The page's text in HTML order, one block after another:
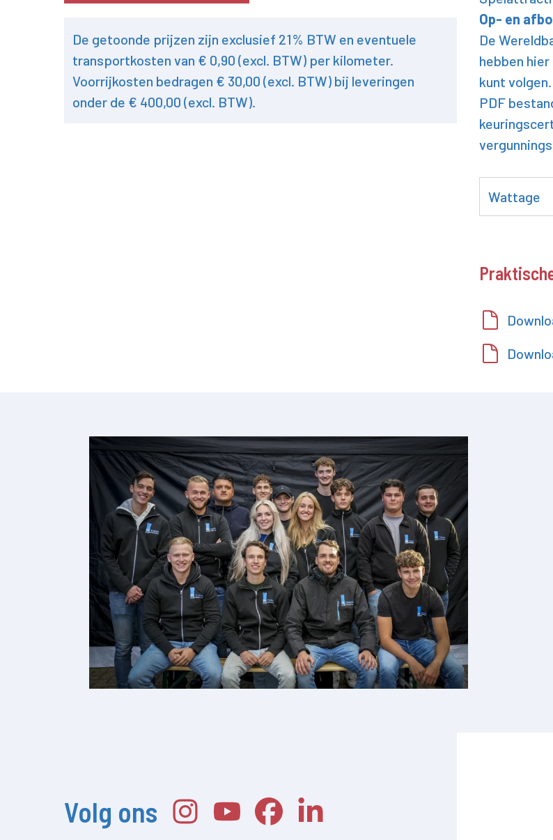
De getoonde prijzen zijn exclusief 21% BTW en eventuele
transportkosten van € 0,90 (excl. BTW) per kilometer.
Voorrijkosten bedragen € 30,00 (excl. BTW) bij leveringen
onder de € 400,00 (excl. BTW).
Op- en
De
hebben
kunt
PDF
Wattage
Volg ons